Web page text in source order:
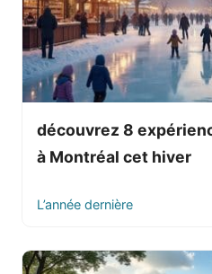
découvrez 8
à Montréal cet hiver
L’année dernière